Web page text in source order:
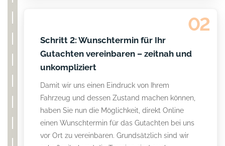
02
Schritt 2: Wunschtermin für Ihr
Gutachten vereinbaren – zeitnah und
unkompliziert
Damit wir uns einen Eindruck von Ihrem
Fahrzeug und dessen Zustand machen können,
haben Sie nun die Möglichkeit, direkt Online
einen Wunschtermin für das Gutachten bei uns
vor Ort zu vereinbaren. Grundsätzlich sind wir